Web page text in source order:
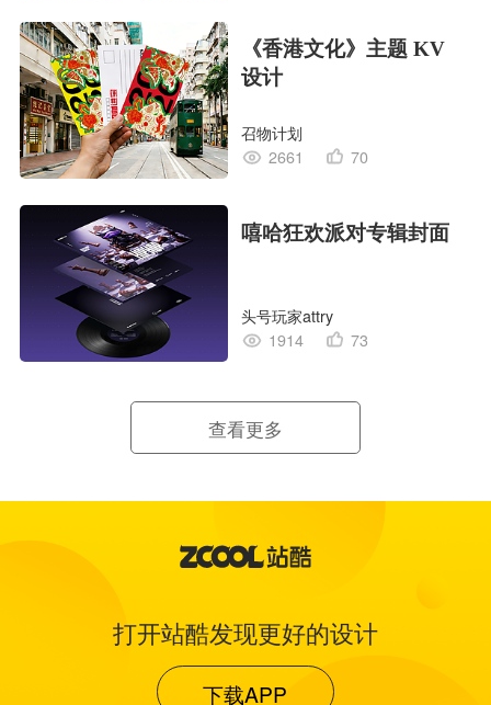
《香港文化》主题 KV
设计
召物计划
2661
70
嘻哈狂欢派对专辑封面
头号玩家attry
1914
73
查看更多
打开站酷发现更好的设计
下载APP